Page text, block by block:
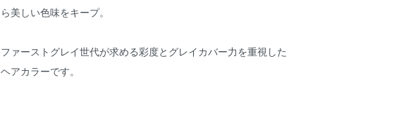
ら美しい色味をキープ。
ファーストグレイ世代が求める彩度とグレイカバー力を重視した
ヘアカラーです。